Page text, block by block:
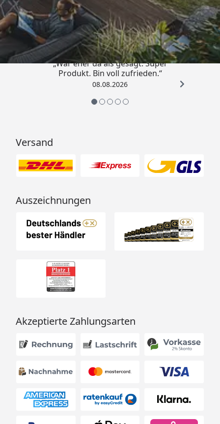
Trusted Shops
4,85/ 5
„War eher da als gesagt. Super
Produkt. Bin voll zufrieden.“
08.08.2026
Versand
Auszeichnungen
Akzeptierte Zahlungsarten